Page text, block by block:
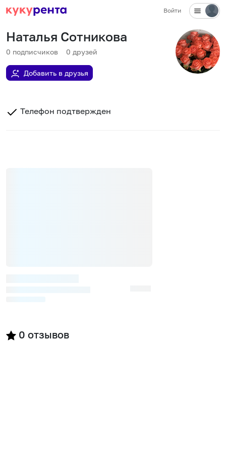
Войти
Наталья Сотникова
0 подписчиков 0 друзей
Добавить в друзья
Телефон подтвержден
0 отзывов